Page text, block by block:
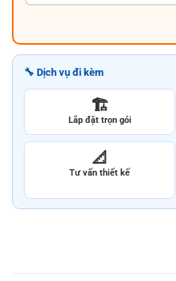
🔧 Dịch vụ đi kèm
🏗️
Lắp đặt trọn gói
📐
Tư vấn thiết kế